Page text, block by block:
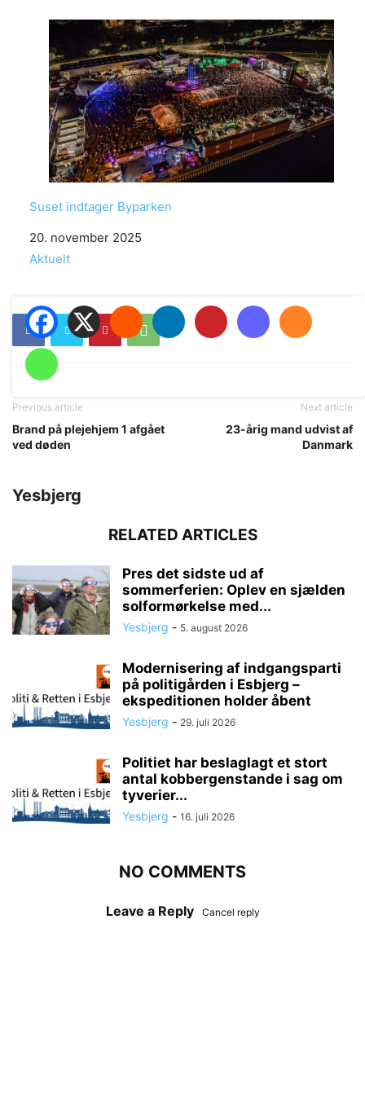
Suset indtager Byparken
Date
20. november 2025
In relation to
Aktuelt
Previous article
Brand på plejehjem 1 afgået
ved døden
Next article
23-årig mand udvist af
Danmark
Yesbjerg
RELATED ARTICLES
Pres det sidste ud af
sommerferien: Oplev en sjælden
solformørkelse med...
Yesbjerg - 5. august 2026
Modernisering af indgangsparti
på politigården i Esbjerg –
ekspeditionen holder åbent
Yesbjerg - 29. juli 2026
Politiet har beslaglagt et stort
antal kobbergenstande i sag om
tyverier...
Yesbjerg - 16. juli 2026
NO COMMENTS
Leave a Reply Cancel reply